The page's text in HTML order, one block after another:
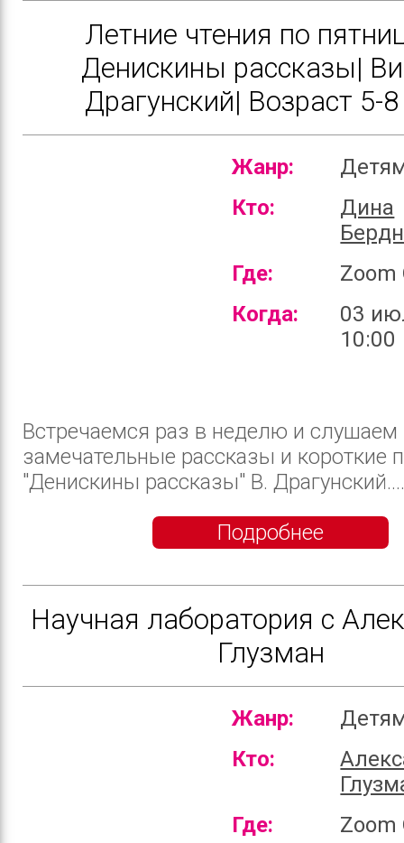
Летние чтения по
Денискины рассказы|
Драгунский| Возраст 5-
Жанр:
Кто:
Дина
Где:
Zoom
Когда:
03
10:00
Встречаемся раз в неделю и слушаем
замечательные рассказы и короткие
"Дениcкины рассказы" В. Драгунский....
Подробнее
Научная лаборатория с
Глузман
Жанр:
Кто:
Где:
Zoom